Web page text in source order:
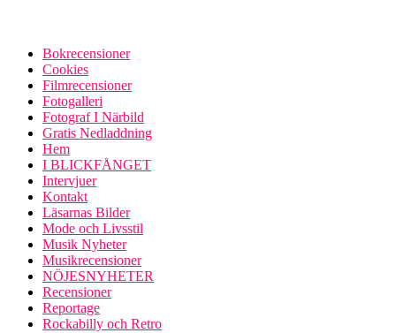
Bokrecensioner
Cookies
Filmrecensioner
Fotogalleri
Fotograf I Närbild
Gratis Nedladdning
Hem
I BLICKFÅNGET
Intervjuer
Kontakt
Läsarnas Bilder
Mode och Livsstil
Musik Nyheter
Musikrecensioner
NÖJESNYHETER
Recensioner
Reportage
Rockabilly och Retro